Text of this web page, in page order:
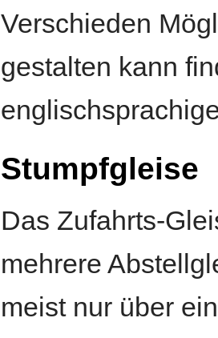
Verschieden
gestalten kann
Stumpfgleise
Das Zufahrts-
mehrere
meist nur über